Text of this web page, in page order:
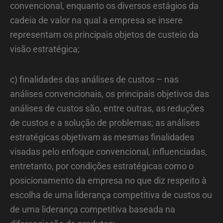
convencional, enquanto os diversos estágios da
cadeia de valor na qual a empresa se insere
representam os principais objetos de custeio da
visão estratégica;
c) finalidades das análises de custos – nas
análises convencionais, os principais objetivos das
análises de custos são, entre outras, as reduções
de custos e a solução de problemas; as análises
estratégicas objetivam as mesmas finalidades
visadas pelo enfoque convencional, influenciadas,
entretanto, por condições estratégicas como o
posicionamento da empresa no que diz respeito à
escolha de uma liderança competitiva de custos ou
de uma liderança competitiva baseada na